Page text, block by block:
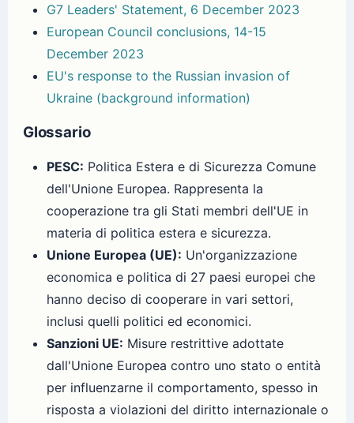
G7 Leaders' Statement, 6 December 2023
European Council conclusions, 14-15
December 2023
EU's response to the Russian invasion of
Ukraine (background information)
Glossario
PESC: Politica Estera e di Sicurezza Comune
dell'Unione Europea. Rappresenta la
cooperazione tra gli Stati membri dell'UE in
materia di politica estera e sicurezza.
Unione Europea (UE): Un'organizzazione
economica e politica di 27 paesi europei che
hanno deciso di cooperare in vari settori,
inclusi quelli politici ed economici.
Sanzioni UE: Misure restrittive adottate
dall'Unione Europea contro uno stato o entità
per influenzarne il comportamento, spesso in
risposta a violazioni del diritto internazionale o